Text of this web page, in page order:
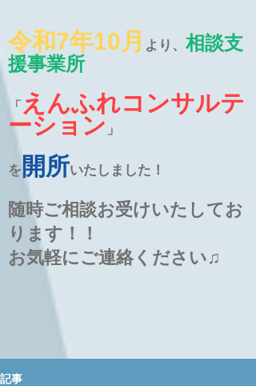
令和7年10月 より、 相談支
援事業所
「 えんふれコンサルテ
ーション 」
を 開所いたしました！
随時ご相談お受けいたしてお
ります！！
お気軽にご連絡ください♫
記事